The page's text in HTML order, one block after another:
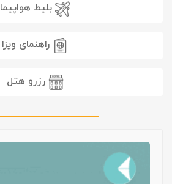
بلیط هواپیما
راهنمای ویزا
رزرو هتل